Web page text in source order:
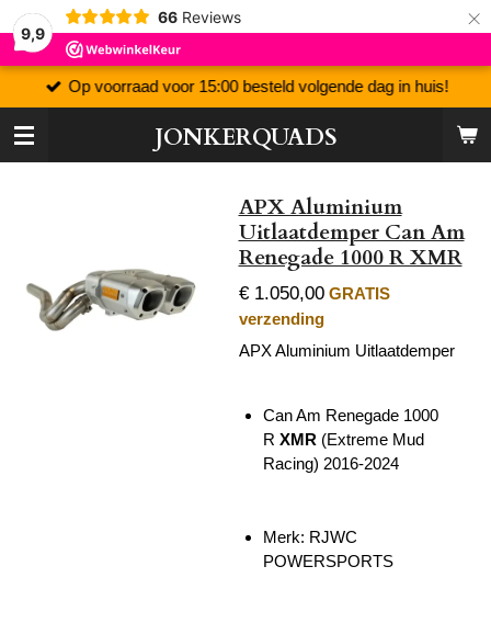
9,9
66 Reviews ×
JONKERQUADS
Op voorraad voor 15:00 besteld volgende dag in huis!
APX Aluminium
Uitlaatdemper Can Am
Renegade 1000 R XMR
€ 1.050,00 GRATIS
verzending
APX Aluminium Uitlaatdemper
Can Am Renegade 1000
R XMR (Extreme Mud
Racing) 2016-2024
Merk: RJWC
POWERSPORTS